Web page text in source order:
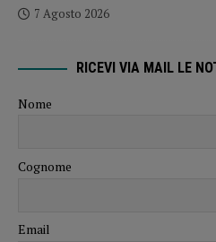
7 Agosto 2026
RICEVI VIA MAIL LE
Nome
Cognome
Email